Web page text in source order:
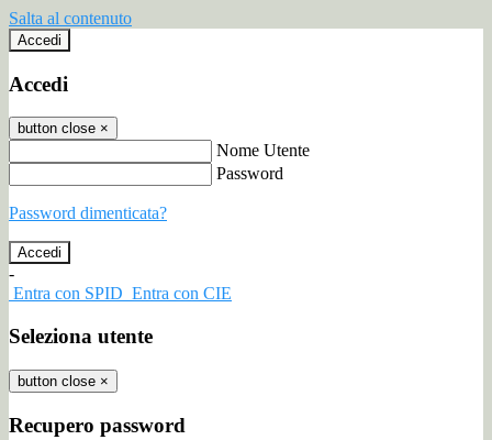
Salta al contenuto
Accedi
Accedi
button close ×
Nome Utente
Password
Password dimenticata?
-
Entra con SPID Entra con CIE
Seleziona utente
button close ×
Recupero password